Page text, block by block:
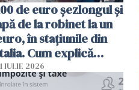
de euro șezlongul și
de la robinet la un
în stațiunile din
Cum explică
IULIE 2026